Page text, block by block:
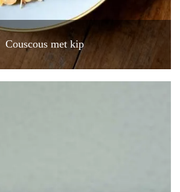
Couscous met kip